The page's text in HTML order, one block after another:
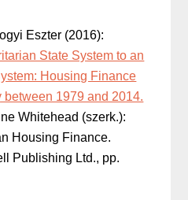
Eszter (2016):
State System to an
Housing Finance
1979 and 2014.
Whitehead (szerk.):
Housing Finance.
Publishing Ltd., pp.